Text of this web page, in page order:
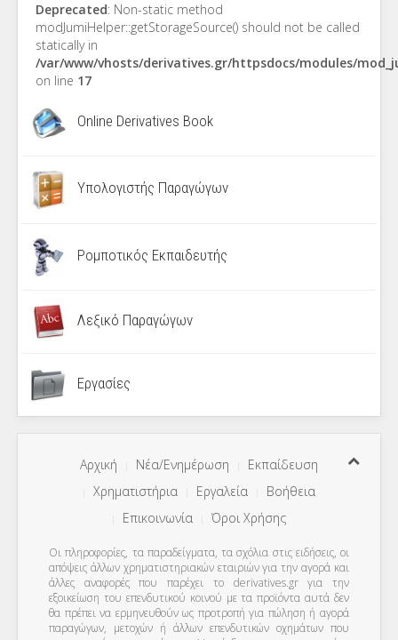
Deprecated: Non-static method
modJumiHelper::getStorageSource() should not be called
statically in
/var/www/vhosts/derivatives.gr/httpsdocs/modules/
on line 17
Online Derivatives Book
Υπολογιστής Παραγώγων
Ρομποτικός Εκπαιδευτής
Λεξικό Παραγώγων
Εργασίες
Αρχική Νέα/Ενημέρωση
Εκπαίδευση
Χρηματιστήρια
Εργαλεία
Βοήθεια
Επικοινωνία
Όροι Χρήσης
Οι πληροφορίες, τα παραδείγματα, τα σχόλια στις ειδήσεις, οι
απόψεις άλλων χρηματιστηριακών εταιριών για την αγορά και
άλλες αναφορές που παρέχει το derivatives.gr για την
εξοικείωση του επενδυτικού κοινού με τα προϊόντα αυτά δεν
θα πρέπει να ερμηνευθούν ως προτροπή για πώληση ή αγορά
παραγώγων, μετοχών ή άλλων επενδυτικών οχημάτων που